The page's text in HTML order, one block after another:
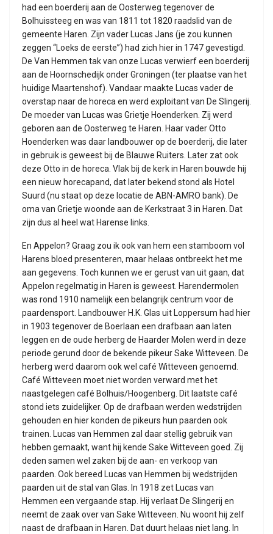
had een boerderij aan de Oosterweg tegenover de
Bolhuissteeg en was van 1811 tot 1820 raadslid van de
gemeente Haren. Zijn vader Lucas Jans (je zou kunnen
zeggen “Loeks de eerste”) had zich hier in 1747 gevestigd.
De Van Hemmen tak van onze Lucas verwierf een boerderij
aan de Hoornschedijk onder Groningen (ter plaatse van het
huidige Maartenshof). Vandaar maakte Lucas vader de
overstap naar de horeca en werd exploitant van De Slingerij.
De moeder van Lucas was Grietje Hoenderken. Zij werd
geboren aan de Oosterweg te Haren. Haar vader Otto
Hoenderken was daar landbouwer op de boerderij, die later
in gebruik is geweest bij de Blauwe Ruiters. Later zat ook
deze Otto in de horeca. Vlak bij de kerk in Haren bouwde hij
een nieuw horecapand, dat later bekend stond als Hotel
Suurd (nu staat op deze locatie de ABN-AMRO bank). De
oma van Grietje woonde aan de Kerkstraat 3 in Haren. Dat
zijn dus al heel wat Harense links.
En Appelon? Graag zou ik ook van hem een stamboom vol
Harens bloed presenteren, maar helaas ontbreekt het me
aan gegevens. Toch kunnen we er gerust van uit gaan, dat
Appelon regelmatig in Haren is geweest. Harendermolen
was rond 1910 namelijk een belangrijk centrum voor de
paardensport. Landbouwer H.K. Glas uit Loppersum had hier
in 1903 tegenover de Boerlaan een drafbaan aan laten
leggen en de oude herberg de Haarder Molen werd in deze
periode gerund door de bekende pikeur Sake Witteveen. De
herberg werd daarom ook wel café Witteveen genoemd.
Café Witteveen moet niet worden verward met het
naastgelegen café Bolhuis/Hoogenberg. Dit laatste café
stond iets zuidelijker. Op de drafbaan werden wedstrijden
gehouden en hier konden de pikeurs hun paarden ook
trainen. Lucas van Hemmen zal daar stellig gebruik van
hebben gemaakt, want hij kende Sake Witteveen goed. Zij
deden samen wel zaken bij de aan- en verkoop van
paarden. Ook bereed Lucas van Hemmen bij wedstrijden
paarden uit de stal van Glas. In 1918 zet Lucas van
Hemmen een vergaande stap. Hij verlaat De Slingerij en
neemt de zaak over van Sake Witteveen. Nu woont hij zelf
naast de drafbaan in Haren. Dat duurt helaas niet lang. In